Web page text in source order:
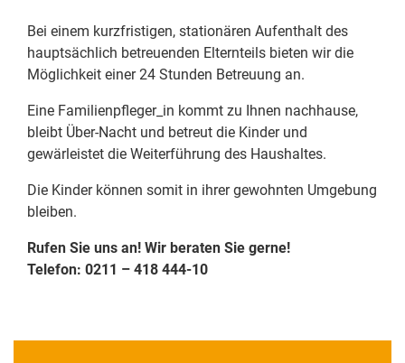
Bei einem kurzfristigen, stationären Aufenthalt des
hauptsächlich betreuenden Elternteils bieten wir die
Möglichkeit einer 24 Stunden Betreuung an.
Eine Familienpfleger_in kommt zu Ihnen nachhause,
bleibt Über-Nacht und betreut die Kinder und
gewärleistet die Weiterführung des Haushaltes.
Die Kinder können somit in ihrer gewohnten Umgebung
bleiben.
Rufen Sie uns an! Wir beraten Sie gerne!
Telefon: 0211 – 418 444-10